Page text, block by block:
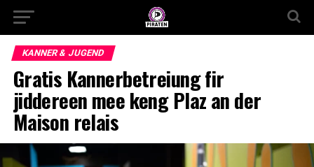
KANNER & JUGEND
Gratis Kannerbetreiung fir
jiddereen mee keng Plaz an der
Maison relais